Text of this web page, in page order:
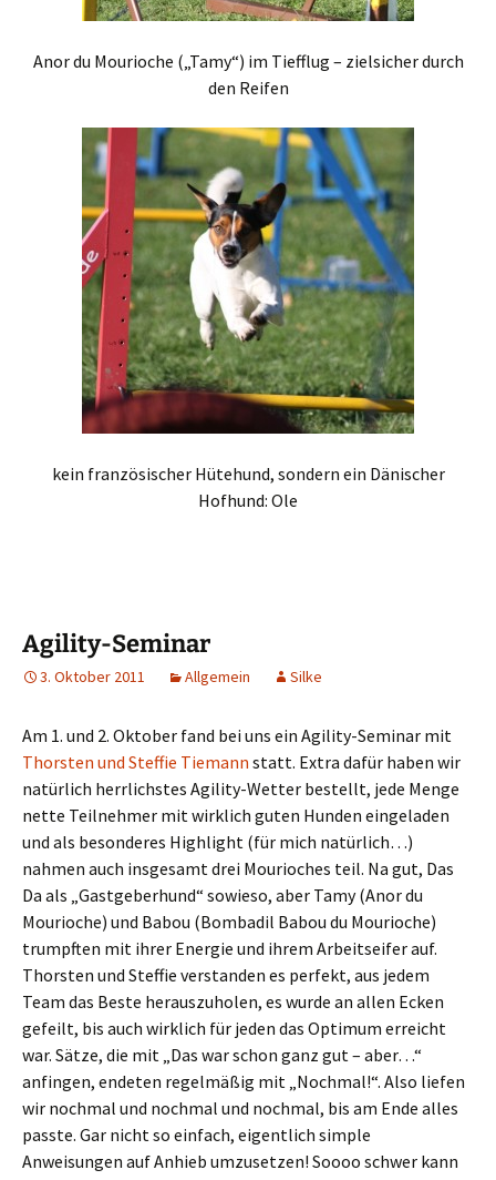
Anor du Mourioche („Tamy“) im Tiefflug – zielsicher durch
den Reifen
kein französischer Hütehund, sondern ein Dänischer
Hofhund: Ole
Agility-Seminar
3. Oktober 2011 Allgemein Silke
Am 1. und 2. Oktober fand bei uns ein Agility-Seminar mit
Thorsten und Steffie Tiemann statt. Extra dafür haben wir
natürlich herrlichstes Agility-Wetter bestellt, jede Menge
nette Teilnehmer mit wirklich guten Hunden eingeladen
und als besonderes Highlight (für mich natürlich…)
nahmen auch insgesamt drei Mourioches teil. Na gut, Das
Da als „Gastgeberhund“ sowieso, aber Tamy (Anor du
Mourioche) und Babou (Bombadil Babou du Mourioche)
trumpften mit ihrer Energie und ihrem Arbeitseifer auf.
Thorsten und Steffie verstanden es perfekt, aus jedem
Team das Beste herauszuholen, es wurde an allen Ecken
gefeilt, bis auch wirklich für jeden das Optimum erreicht
war. Sätze, die mit „Das war schon ganz gut – aber…“
anfingen, endeten regelmäßig mit „Nochmal!“. Also liefen
wir nochmal und nochmal und nochmal, bis am Ende alles
passte. Gar nicht so einfach, eigentlich simple
Anweisungen auf Anhieb umzusetzen! Soooo schwer kann